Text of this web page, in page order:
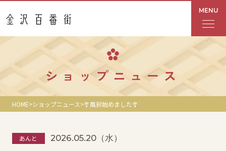
MENU
フロアガイド
あんと
Rinto
あんと西
ショップニュース
HOME ショップニュース 🎐風鈴始めました🎐
あんと 2026.05.20 （水）